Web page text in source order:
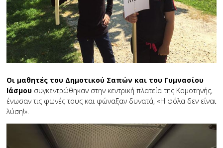
Οι μαθητές του Δημοτικού Σαπών και του Γυμνασίου
Ιάσμου συγκεντρώθηκαν στην κεντρική πλατεία της Κομοτηνής,
ένωσαν τις φωνές τους και φώναξαν δυνατά, «Η φόλα δεν είναι
λύση!».